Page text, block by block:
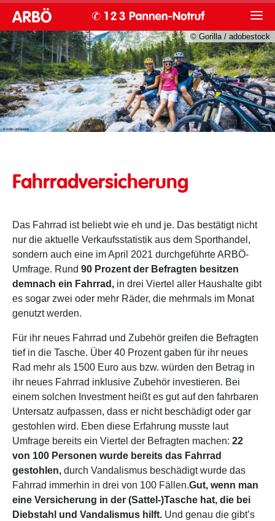
© Gorilla / adobestock
Fahrradversicherung
Das Fahrrad ist beliebt wie eh und je. Das bestätigt nicht
nur die aktuelle Verkaufsstatistik aus dem Sporthandel,
sondern auch eine im April 2021 durchgeführte ARBÖ-
Umfrage. Rund 90 Prozent der Befragten besitzen
demnach ein Fahrrad, in drei Viertel aller Haushalte gibt
es sogar zwei oder mehr Räder, die mehrmals im Monat
genutzt werden.
Für ihr neues Fahrrad und Zubehör greifen die Befragten
tief in die Tasche. Über 40 Prozent gaben für ihr neues
Rad mehr als 1500 Euro aus bzw. würden den Betrag in
ihr neues Fahrrad inklusive Zubehör investieren. Bei
einem solchen Investment heißt es gut auf den fahrbaren
Untersatz aufpassen, dass er nicht beschädigt oder gar
gestohlen wird. Eben diese Erfahrung musste laut
Umfrage bereits ein Viertel der Befragten machen: 22
von 100 Personen wurde bereits das Fahrrad
gestohlen, durch Vandalismus beschädigt wurde das
Fahrrad immerhin in drei von 100 Fällen.Gut, wenn man
eine Versicherung in der (Sattel-)Tasche hat, die bei
Diebstahl und Vandalismus hilft. Und genau die gibt’s